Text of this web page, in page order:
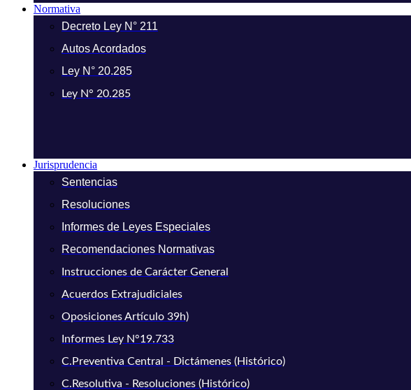
Normativa
Decreto Ley N° 211
Autos Acordados
Ley N° 20.285
Ley N° 20.285
Jurisprudencia
Sentencias
Resoluciones
Informes de Leyes Especiales
Recomendaciones Normativas
Instrucciones de Carácter General
Acuerdos Extrajudiciales
Oposiciones Artículo 39h)
Informes Ley N°19.733
C.Preventiva Central - Dictámenes (Histórico)
C.Resolutiva - Resoluciones (Histórico)